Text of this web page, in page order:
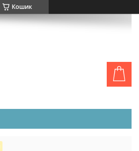
Кошик